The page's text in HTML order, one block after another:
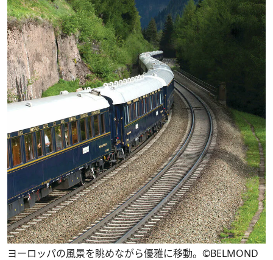
ヨーロッパの風景を眺めながら優雅に移動。©BELMOND